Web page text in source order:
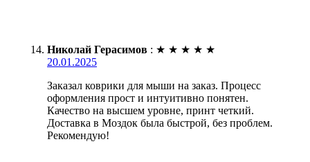
Николай Герасимов : ★ ★ ★ ★ ★
20.01.2025
Заказал коврики для мыши на заказ. Процесс
оформления прост и интуитивно понятен.
Качество на высшем уровне, принт четкий.
Доставка в Моздок была быстрой, без проблем.
Рекомендую!